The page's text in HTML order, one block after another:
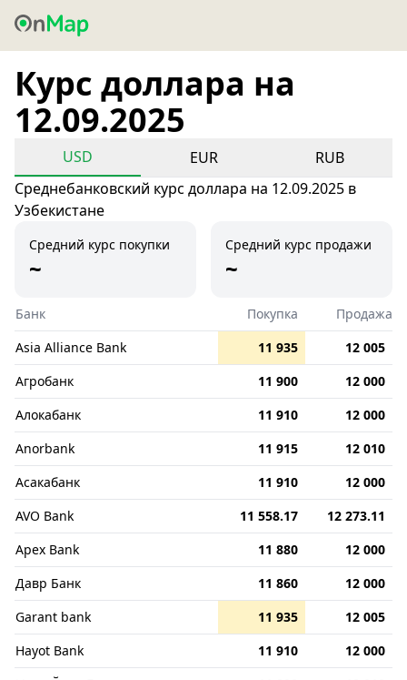
Курс доллара на
12.09.2025
USD EUR
RUB
Среднебанковский курс доллара на 12.09.2025 в
Узбекистане
Средний курс покупки
~
Средний курс продажи
~
Банк Покупка
Продажа
Asia Alliance Bank
11 935
12 005
Агробанк
11 900
12 000
Алокабанк
11 910
12 000
Anorbank
11 915
12 010
Асакабанк
11 910
12 000
AVO Bank
11 558.17
12 273.11
Apex Bank
11 880
12 000
Давр Банк
11 860
12 000
Garant bank
11 935
12 005
Hayot Bank
11 910
12 000